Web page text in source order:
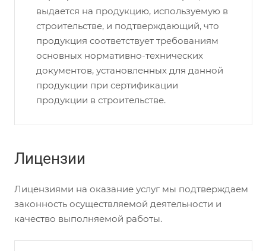
выдается на продукцию, используемую в
строительстве, и подтверждающий, что
продукция соответствует требованиям
основных нормативно-технических
документов, установленных для данной
продукции при сертификации
продукции в строительстве.
Лицензии
Лицензиями на оказание услуг мы подтверждаем
законность осуществляемой деятельности и
качество выполняемой работы.